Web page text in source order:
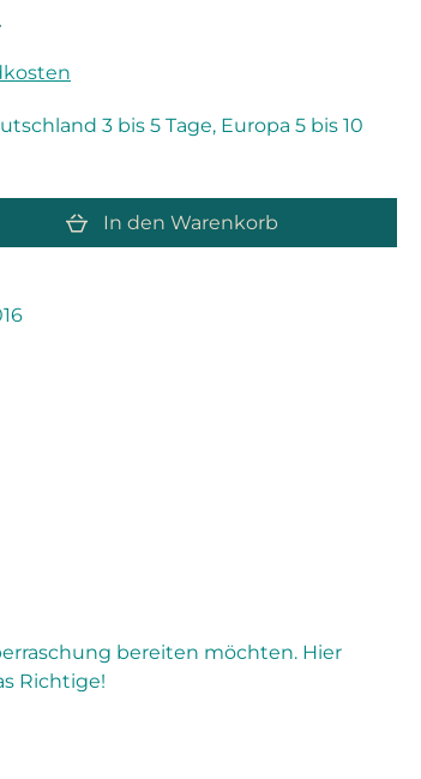
3 bis 5 Tage, Europa 5 bis 10
Gib den gewünschten
In den Warenkorb
bereiten möchten. Hier
Richtige!